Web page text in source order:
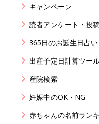
キャンペーン
読者アンケート・投
365日のお誕生日占い
出産予定日計算ツー
産院検索
妊娠中のOK・NG
赤ちゃんの名前ラン